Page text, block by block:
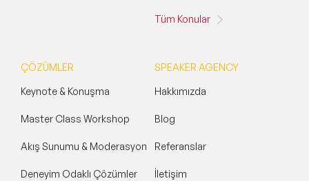
Tüm Konular
ÇÖZÜMLER
Keynote & Konuşma
Master Class Workshop
Akış Sunumu & Moderasyon
Deneyim Odaklı Çözümler
SPEAKER AGENCY
Hakkımızda
Blog
Referanslar
İletişim